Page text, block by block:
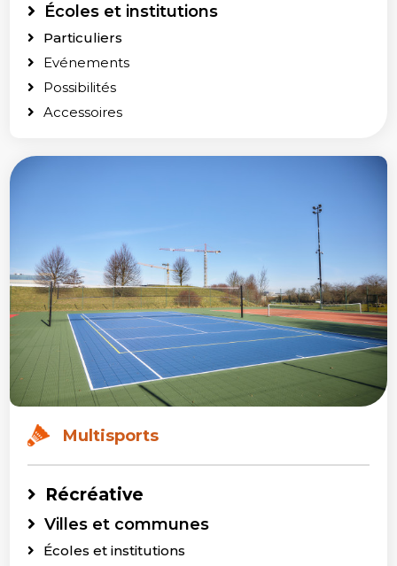
Écoles et institutions
Particuliers
Evénements
Possibilités
Accessoires
Multisports
Récréative
Villes et communes
Écoles et institutions